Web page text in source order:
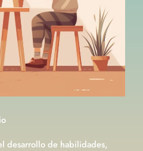
desarrollo de habilidades,